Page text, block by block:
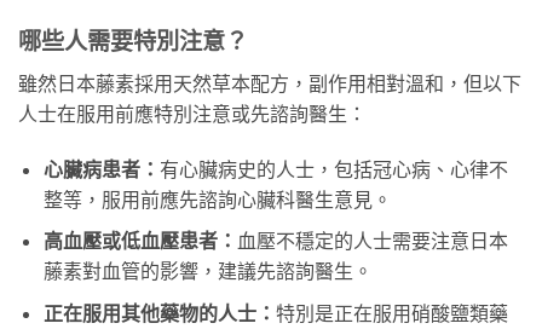
哪些人需要特別注意？
雖然日本藤素採用天然草本配方，副作用相對溫和，但以下
人士在服用前應特別注意或先諮詢醫生：
心臟病患者： 有心臟病史的人士，包括冠心病、心律不
整等，服用前應先諮詢心臟科醫生意見。
高血壓或低血壓患者： 血壓不穩定的人士需要注意日本
藤素對血管的影響，建議先諮詢醫生。
正在服用其他藥物的人士： 特別是正在服用硝酸鹽類藥